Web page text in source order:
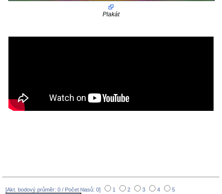
Plakát
[Akt. bodový průměr: 0 / Počet hlasů: 0] 1 2 3 4 5